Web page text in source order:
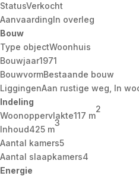
StatusVerkocht
AanvaardingIn overleg
Bouw
Type objectWoonhuis
Bouwjaar1971
BouwvormBestaande bouw
LiggingenAan rustige weg, In
Indeling
Woonoppervlakte117 m
2
Inhoud425 m
3
Aantal kamers5
Aantal slaapkamers4
Energie